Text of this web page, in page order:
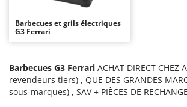
Autolaveuses
Autres produits
Balayeuses
Bancs de scie pour le bois - Scies à
Barbecues
Ambrogio Robot
Annovi Reverberi
Archman
Arco
Ardes
Barbecues et grils électriques
G3 Ferrari
Barbecues G3 Ferrari ACHAT DIRECT CHEZ
revendeurs tiers) , QUE DES GRANDES
sous-marques) , SAV + PIÈCES DE RECHANGE